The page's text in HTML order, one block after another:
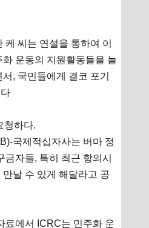
씨는 연설을 통하여 이
운동의 지원활동들을 늘
, 국민들에게 결코 포기
청하다.
국제적십자사는 버마 정
금자들, 특히 최근 항의시
날 수 있게 해달라고 공
료에서 ICRC는 민주화 운